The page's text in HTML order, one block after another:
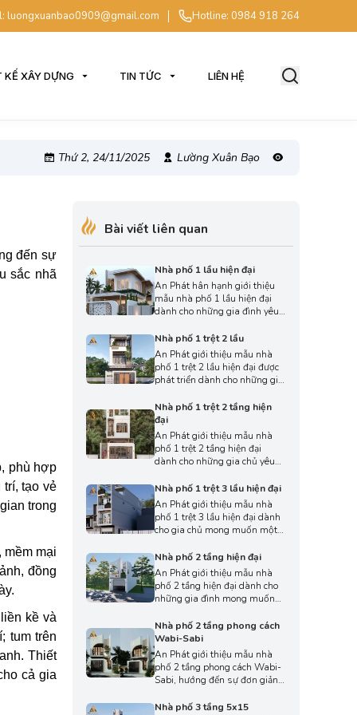
luongxuanbao0909@gmail.com Hotline: 0984 918 264
KẾ XÂY DỰNG TIN TỨC LIÊN HỆ
Thứ 2, 24/11/2025 Lường Xuân Bạo
đến sự
sắc nhã
phù hợp
tạo vẻ
trong
mại
đồng
kề và
tum trên
Thiết
cả gia
Bài viết liên quan
Nhà phố 1 lầu hiện đại
An Phát hân hạnh giới thiệu
mẫu nhà phố 1 lầu hiện đại
dành cho những gia đình yêu
trung, năng động và ưu tiên
công năng tối ưu trong diện
tích vừa phải. Thiết kế tập
trung vào đường nét gọn gàng
và hình khối rõ ràng, mang
đến tổng thể tinh tế và cuốn
hút giữa khu đô thị.
Nhà phố 1 trệt 2 lầu
An Phát giới thiệu mẫu nhà
phố 1 trệt 2 lầu hiện đại được
phát triển dành cho những gia
gian sống tiện nghi, thoáng
sáng và tối ưu diện tích đất
phố. Thiết kế mang phong
cách trẻ trung với đường nét
gọn gàng, tạo cảm giác sang
trọng và hài hòa trong tổng
thể kiến trúc.
Nhà phố 1 trệt 2 tầng hiện
đại
An Phát giới thiệu mẫu nhà
phố 1 trệt 2 tầng hiện đại
dành cho những gia chủ yêu
trung, tiện nghi và phù hợp
với nhịp sống đô thị năng
động. Thiết kế hiện đại được
thể hiện qua hình khối rõ ràng,
đường nét tối giản, tạo nên
tổng thể hài hòa nhưng vẫn
mang dấu ấn riêng.
Nhà phố 1 trệt 3 lầu hiện đại
An Phát giới thiệu mẫu nhà
phố 1 trệt 3 lầu hiện đại dành
cho gia chủ mong muốn một
sang trọng và tối ưu diện tích
trong khu đô thị đông đúc.
Thiết kế theo phong cách hiện
đại được thể hiện qua hình
khối rõ ràng, tạo nên diện mạo
trẻ trung nhưng vẫn đảm bảo
sự hài hòa.
Nhà phố 2 tầng hiện đại
An Phát giới thiệu mẫu nhà
phố 2 tầng hiện đại dành cho
những gia đình mong muốn
nghi, thoáng sáng và tối ưu
diện tích. Thiết kế tập trung
vào bố cục hình khối rõ ràng,
đường nét tinh giản và mặt
tiền mở rộng, mang lại vẻ đẹp
sang nhã nhưng vẫn ấm cúng
và gần gũi.
Nhà phố 2 tầng phong cách
Wabi-Sabi
An Phát giới thiệu mẫu nhà
phố 2 tầng phong cách Wabi-
Sabi, hướng đến sự đơn giản,
chi tiết. Không gian sống được
Nhà phố 3 tầng 5x15